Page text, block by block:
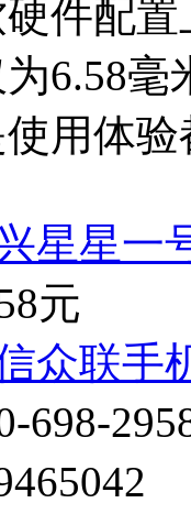
件配
6.58
用体
星星一
元
众联手
698-